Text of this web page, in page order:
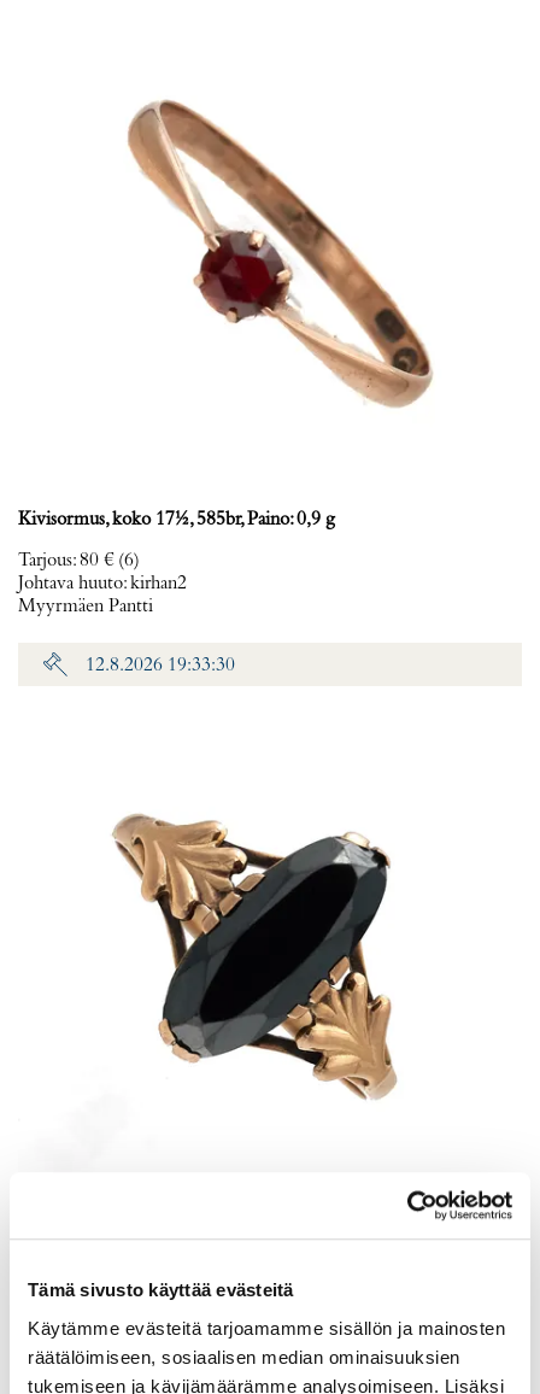
Tämä sivusto käyttää evästeitä
Käytämme evästeitä tarjoamamme sisällön ja mainosten
räätälöimiseen, sosiaalisen median ominaisuuksien
tukemiseen ja kävijämäärämme analysoimiseen. Lisäksi
Kivisormus, koko 17½, 585br, Paino: 0,9 g
Tarjous:80 € (6)
Johtava huuto:kirhan2
Myyrmäen Pantti
12.8.2026 19:33:30
Myyrmäen Pantti
12.8.2026 21:00:30